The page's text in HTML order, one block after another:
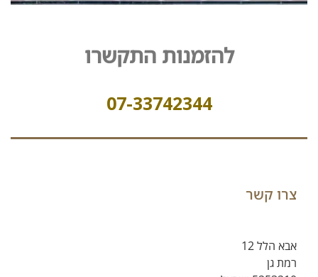
להזמנות התקשרו
07-33742344
צרו קשר
אבא הלל 12
רמת גן